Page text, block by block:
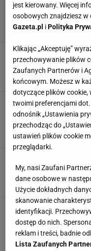
Ten krój
Marta
Boho
bluzki z
nosić na
Julia
Moto
Jak
estetyką
Julia
jest kierowany. Więcej
osobowych znajdziesz
Gazeta.pl iPolityka
Klikając „Akceptuję”
przechowywanie plików
Zaufanych Partnerów i
końcowym. Możesz w
dotyczące plików cookie,
twoimi preferencjami
odnośnik „Ustawienia
przechodząc do
ustawień plików cookie
przeglądarki.
My, nasi Zaufani
dane osobowe w
Użycie dokładnych
skanowanie
identyfikacji.
dostęp do nich.
reklam i treści, badnie
Lista Zaufanych